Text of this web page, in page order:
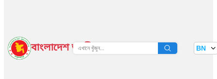
বাংলাদেশ জাতীয় তথ্য বাতায়ন BN